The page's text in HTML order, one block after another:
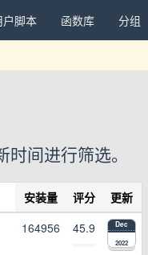
户脚本 函数库 分组
间进行筛选。
安装量 评分
更新
164956 45.9 Dec
2022